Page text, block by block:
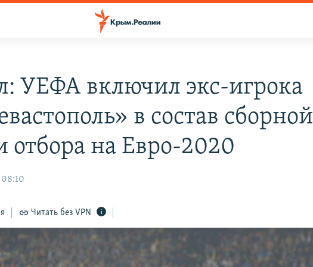
УЕФА включил экс-игрока
в состав сборной
отбора на Евро-2020
08:10
Читать без VPN